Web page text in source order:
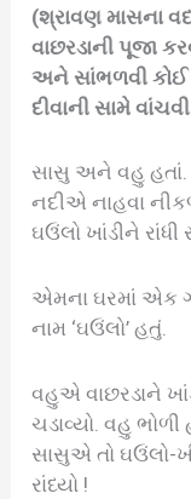
(શ્રાવણ માસના
વાછરડાની પૂજા
અને સાંભળવી કોઈ
દીવાની સામે
સાસુ અને વહુ હતાં.
નદીએ નાહવા
ઘઉંલો ખાંડીને રાંધી
એમના ઘરમાં એક
નામ ‘ઘઉંલો’ હતું.
વહુએ વાછરડાને
ચડાવ્યો. વહુ
સાસુએ તો ઘઉંલો-
રાંધ્યો !